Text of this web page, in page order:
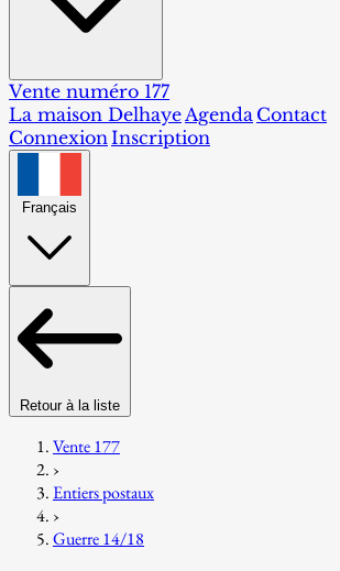
Vente numéro 177
La maison DelhayeAgenda Contact
ConnexionInscription
Français
Retour à la liste
Vente 177
›
Entiers postaux
›
Guerre 14/18